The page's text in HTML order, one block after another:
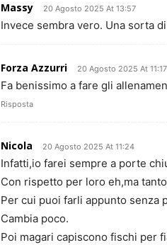
Massy 20 Agosto 2025 At 13:57
Invece sembra vero. Una sorta
Forza Azzurri 20 Agosto 2025 At 11:17
Fa benissimo a fare gli
Risposta
Nicola 20 Agosto 2025 At 11:24
Infatti,io farei sempre a porte
Con rispetto per loro eh,ma
Per cui puoi farli appunto senza
Cambia poco.
Poi magari capiscono fischi per